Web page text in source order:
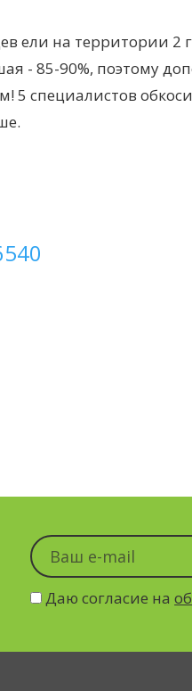
ели на территории
- 85-90%, поэтому
5 специалистов
Даю согласие на